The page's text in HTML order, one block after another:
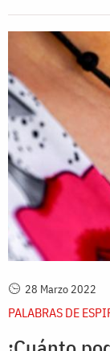
28 Marzo 2022
PALABRAS DE